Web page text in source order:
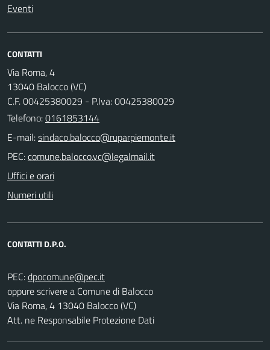
Eventi
CONTATTI
Via Roma, 4
13040 Balocco (VC)
C.F. 00425380029 - P.Iva: 00425380029
Telefono:0161853144
E-mail:
PEC:
Uffici e orari
Numeri utili
CONTATTI D.P.O.
PEC:
oppure scrivere a Comune di Balocco
Via Roma, 4 13040 Balocco (VC)
Att. ne Responsabile Protezione Dati